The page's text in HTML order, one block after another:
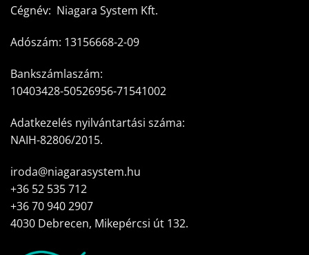
Cégnév: Niagara System Kft.
Adószám: 13156668-2-09
Bankszámlaszám:
10403428-50526956-71541002
Adatkezelés nyilvántartási száma:
NAIH-82806/2015.
iroda@niagarasystem.hu
+36 52 535 712
+36 70 940 2907
4030 Debrecen, Mikepércsi út 132.